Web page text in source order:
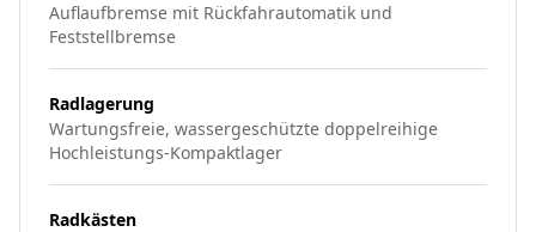
Auflaufbremse mit Rückfahrautomatik und
Feststellbremse
Radlagerung
Wartungsfreie, wassergeschützte doppelreihige
Hochleistungs-Kompaktlager
Radkästen